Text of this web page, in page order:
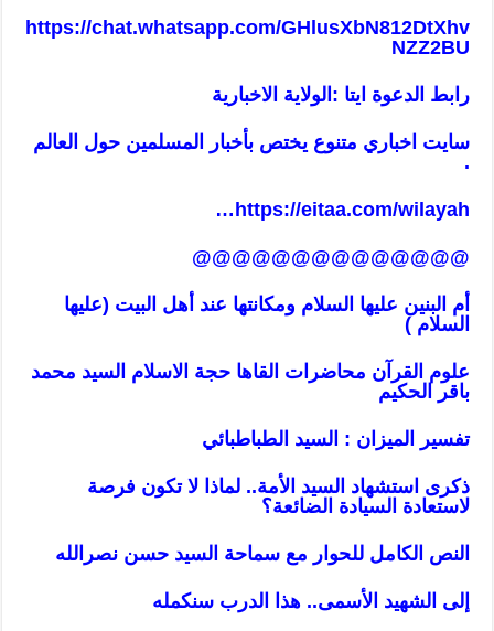
https://chat.whatsapp.com/GHlusXbN812DtXhv
NZZ2BU
رابط الدعوة ايتا :الولاية الاخبارية
سايت اخباري متنوع يختص بأخبار المسلمين حول العالم
.
https://eitaa.com/wilayah
…
@@@@@@@@@@@@@@
أم البنين عليها السلام ومكانتها عند أهل البيت (عليها
السلام )
علوم القرآن محاضرات القاها حجة الاسلام السيد محمد
باقر الحكيم
تفسير الميزان : السيد الطباطبائي
ذكرى استشهاد السيد الأمة.. لماذا لا تكون فرصة
لاستعادة السيادة الضائعة؟
النص الكامل للحوار مع سماحة السيد حسن نصرالله
إلى الشهيد الأسمى.. هذا الدرب سنكمله